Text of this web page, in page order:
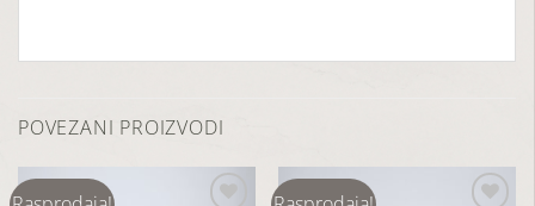
POVEZANI PROIZVODI